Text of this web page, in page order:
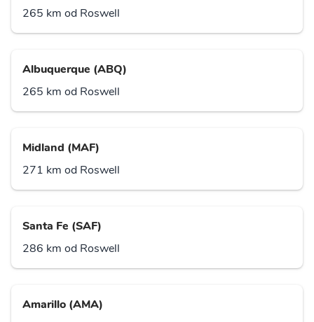
265 km od Roswell
Albuquerque (ABQ)
265 km od Roswell
Midland (MAF)
271 km od Roswell
Santa Fe (SAF)
286 km od Roswell
Amarillo (AMA)